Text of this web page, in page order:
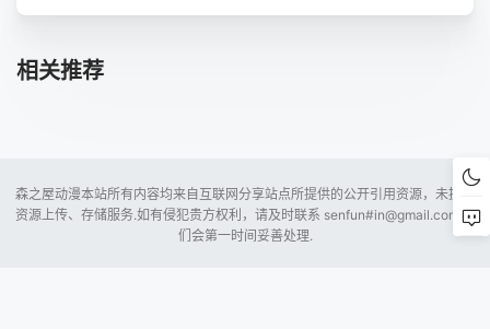
相关推荐
森之屋动漫本站所有内容均来自互联网分享站点所提供的公开引用资源，未提供
资源上传、存储服务.如有侵犯贵方权利，请及时联系 senfun#in@gmail.com 我
们会第一时间妥善处理.